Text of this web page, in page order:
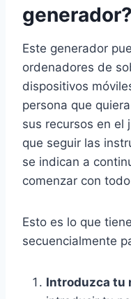
generador?
Este generador
ordenadores de
dispositivos
persona que
sus recursos en el
que seguir las
se indican a
comenzar con
Esto es lo que
secuencialmente
Introduzca tu